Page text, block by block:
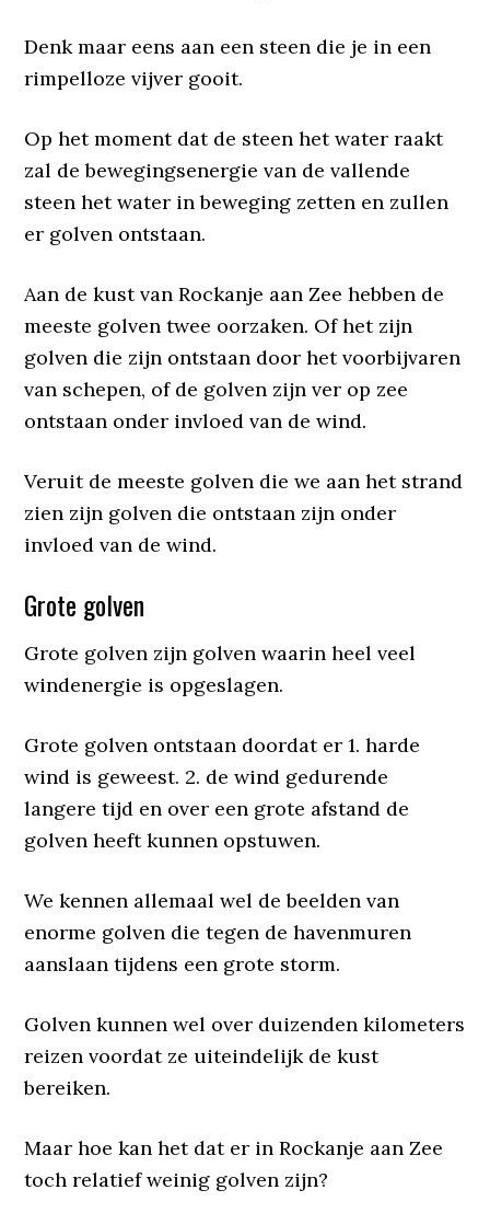
Denk maar eens aan een steen die je in een
rimpelloze vijver gooit.
Op het moment dat de steen het water raakt
zal de bewegingsenergie van de vallende
steen het water in beweging zetten en zullen
er golven ontstaan.
Aan de kust van Rockanje aan Zee hebben de
meeste golven twee oorzaken. Of het zijn
golven die zijn ontstaan door het voorbijvaren
van schepen, of de golven zijn ver op zee
ontstaan onder invloed van de wind.
Veruit de meeste golven die we aan het strand
zien zijn golven die ontstaan zijn onder
invloed van de wind.
Grote golven
Grote golven zijn golven waarin heel veel
windenergie is opgeslagen.
Grote golven ontstaan doordat er 1. harde
wind is geweest. 2. de wind gedurende
langere tijd en over een grote afstand de
golven heeft kunnen opstuwen.
We kennen allemaal wel de beelden van
enorme golven die tegen de havenmuren
aanslaan tijdens een grote storm.
Golven kunnen wel over duizenden kilometers
reizen voordat ze uiteindelijk de kust
bereiken.
Maar hoe kan het dat er in Rockanje aan Zee
toch relatief weinig golven zijn?